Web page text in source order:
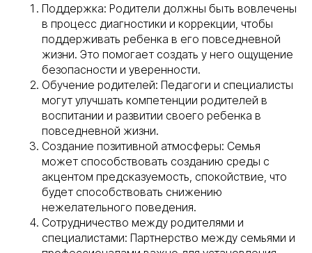
Поддержка: Родители должны быть вовлечены
в процесс диагностики и коррекции, чтобы
поддерживать ребенка в его повседневной
жизни. Это помогает создать у него ощущение
безопасности и уверенности.
Обучение родителей: Педагоги и специалисты
могут улучшать компетенции родителей в
воспитании и развитии своего ребенка в
повседневной жизни.
Создание позитивной атмосферы: Семья
может способствовать созданию среды с
акцентом предсказуемость, спокойствие, что
будет способствовать снижению
нежелательного поведения.
Сотрудничество между родителями и
специалистами: Партнерство между семьями и